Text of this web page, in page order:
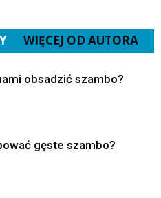
WIĘCEJ OD AUTORA
obsadzić szambo?
gęste szambo?